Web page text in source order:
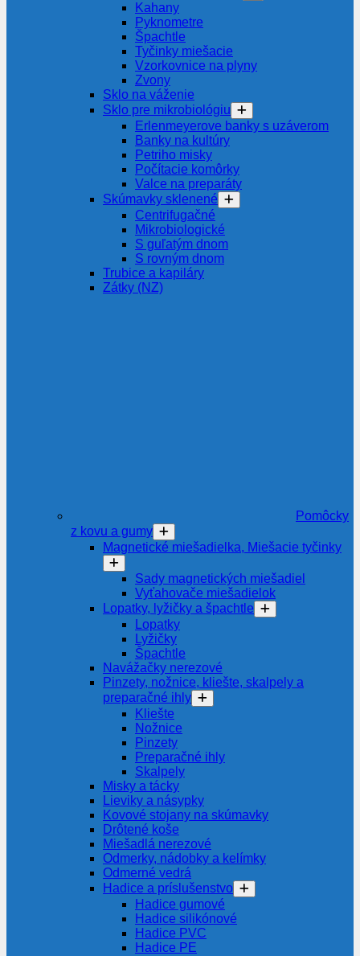
Kahany
Pyknometre
Špachtle
Tyčinky miešacie
Vzorkovnice na plyny
Zvony
Sklo na váženie
Sklo pre mikrobiológiu
Erlenmeyerove banky s uzáverom
Banky na kultúry
Petriho misky
Počítacie komôrky
Valce na preparáty
Skúmavky sklenené
Centrifugačné
Mikrobiologické
S guľatým dnom
S rovným dnom
Trubice a kapiláry
Zátky (NZ)
Pomôcky
z kovu a gumy
Magnetické miešadielka, Miešacie tyčinky
Sady magnetických miešadiel
Vyťahovače miešadielok
Lopatky, lyžičky a špachtle
Lopatky
Lyžičky
Špachtle
Navážačky nerezové
Pinzety, nožnice, kliešte, skalpely a
preparačné ihly
Kliešte
Nožnice
Pinzety
Preparačné ihly
Skalpely
Misky a tácky
Lieviky a násypky
Kovové stojany na skúmavky
Drôtené koše
Miešadlá nerezové
Odmerky, nádobky a kelímky
Odmerné vedrá
Hadice a príslušenstvo
Hadice gumové
Hadice silikónové
Hadice PVC
Hadice PE